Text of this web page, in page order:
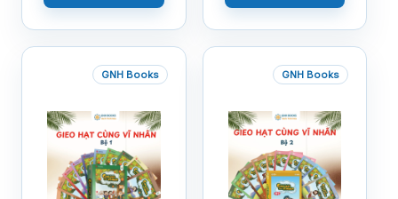
GNH Books GNH Books